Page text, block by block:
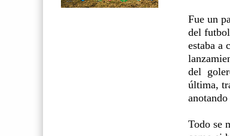
Fue un
del
estaba a
del
última,
Todo se